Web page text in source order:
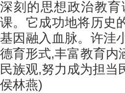
深刻的思想政治教
课。它成功地将历史
基因融入血脉。许洼
德育形式,丰富教育内
民族观,努力成为担当
侯林燕)